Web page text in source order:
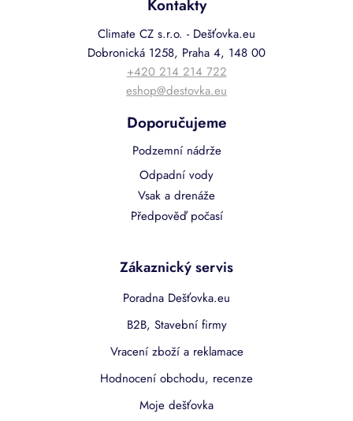
Kontakty
Climate CZ s.r.o. - Dešťovka.eu
Dobronická 1258, Praha 4, 148 00
+420 214 214 722
eshop@destovka.eu
Doporučujeme
Podzemní nádrže
Odpadní vody
Vsak a drenáže
Předpověď počasí
Zákaznický servis
Poradna Dešťovka.eu
B2B, Stavební firmy
Vracení zboží a reklamace
Hodnocení obchodu, recenze
Moje dešťovka